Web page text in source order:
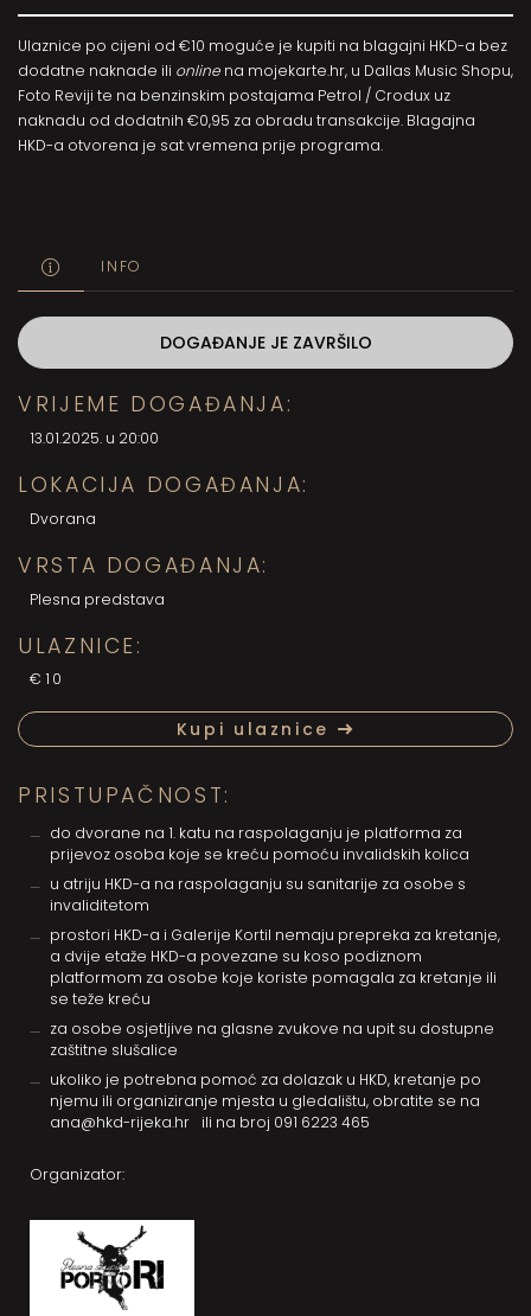
Ulaznice po cijeni od €10 moguće je kupiti na blagajni HKD-a bez
dodatne naknade ili online na mojekarte.hr, u Dallas Music Shopu,
Foto Reviji te na benzinskim postajama Petrol / Crodux uz
naknadu od dodatnih €0,95 za obradu transakcije. Blagajna
HKD-a otvorena je sat vremena prije programa.
INFO
DOGAĐANJE JE ZAVRŠILO
VRIJEME DOGAĐANJA:
13.01.2025. u 20:00
LOKACIJA DOGAĐANJA:
Dvorana
VRSTA DOGAĐANJA:
Plesna predstava
ULAZNICE:
€10
Kupi ulaznice
PRISTUPAČNOST:
do dvorane na 1. katu na raspolaganju je platforma za
prijevoz osoba koje se kreću pomoću invalidskih kolica
u atriju HKD-a na raspolaganju su sanitarije za osobe s
invaliditetom
prostori HKD-a i Galerije Kortil nemaju prepreka za kretanje,
a dvije etaže HKD-a povezane su koso podiznom
platformom za osobe koje koriste pomagala za kretanje ili
se teže kreću
za osobe osjetljive na glasne zvukove na upit su dostupne
zaštitne slušalice
ukoliko je potrebna pomoć za dolazak u HKD, kretanje po
njemu ili organiziranje mjesta u gledalištu, obratite se na
ana@hkd-rijeka.hr
ili na broj 091 6223 465
Organizator: